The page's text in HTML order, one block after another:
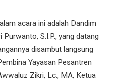
acara ini adalah Dandim
S.I.P., yang datang
disambut langsung
Yayasan Pesantren
Zikri, Lc., MA, Ketua